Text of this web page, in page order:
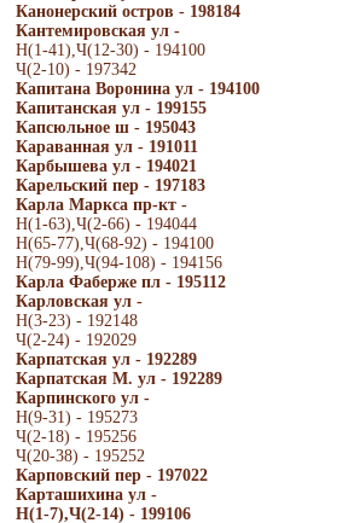
Канонерский остров - 198184
Кантемировская ул -
Н(1-41),Ч(12-30) - 194100
Ч(2-10) - 197342
Капитана Воронина ул - 194100
Капитанская ул - 199155
Капсюльное ш - 195043
Караванная ул - 191011
Карбышева ул - 194021
Карельский пер - 197183
Карла Маркса пр-кт -
Н(1-63),Ч(2-66) - 194044
Н(65-77),Ч(68-92) - 194100
Н(79-99),Ч(94-108) - 194156
Карла Фаберже пл - 195112
Карловская ул -
Н(3-23) - 192148
Ч(2-24) - 192029
Карпатская ул - 192289
Карпатская М. ул - 192289
Карпинского ул -
Н(9-31) - 195273
Ч(2-18) - 195256
Ч(20-38) - 195252
Карповский пер - 197022
Карташихина ул -
Н(1-7),Ч(2-14) - 199106